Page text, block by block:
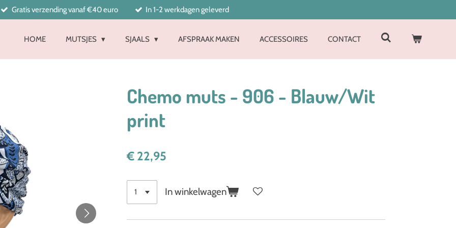
Gratis verzending vanaf €40 euro In 1-2 werkdagen geleverd
HOME MUTSJES SJAALS AFSPRAAK MAKEN ACCESSOIRES CONTACT
Chemo muts - 906 - Blauw/Wit
print
€ 22,95
In winkelwagen